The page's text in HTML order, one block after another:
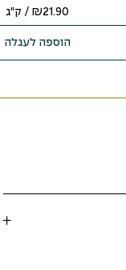
₪21.90 / ק"ג
הוספה לעגלה